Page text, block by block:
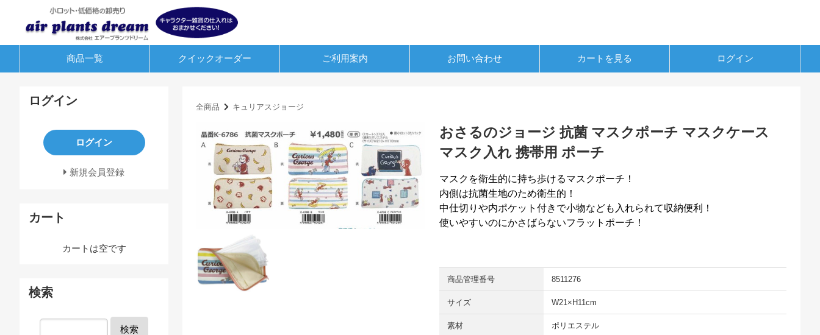
商品一覧 クイックオーダー ご利用案内 お問い合わせ カートを見る ログイン
全商品 キュリアスジョージ
おさるのジョージ 抗菌 マスクポーチ マスクケース
マスク入れ 携帯用 ポーチ
マスクを衛生的に持ち歩けるマスクポーチ！
内側は抗菌生地のため衛生的！
中仕切りや内ポケット付きで小物なども入れられて収納便利！
使いやすいのにかさばらないフラットポーチ！
商品管理番号 8511276
サイズ W21×H11cm
素材 ポリエステル
ログイン
ログイン
新規会員登録
カート
カートは空です
検索
検索